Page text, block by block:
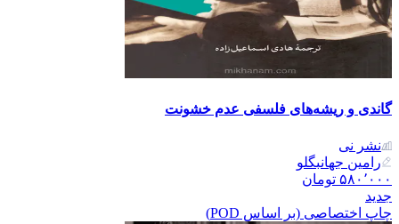
گاندی و ریشه‌های فلسفی عدم خشونت
نشر نی
رامین جهانبگلو
۵۸۰٬۰۰۰ تومان
جدید
چاپ اختصاصی (بر اساس POD)